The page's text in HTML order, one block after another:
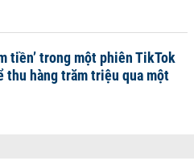
tiền’ trong một phiên TikTok
thu hàng trăm triệu qua một